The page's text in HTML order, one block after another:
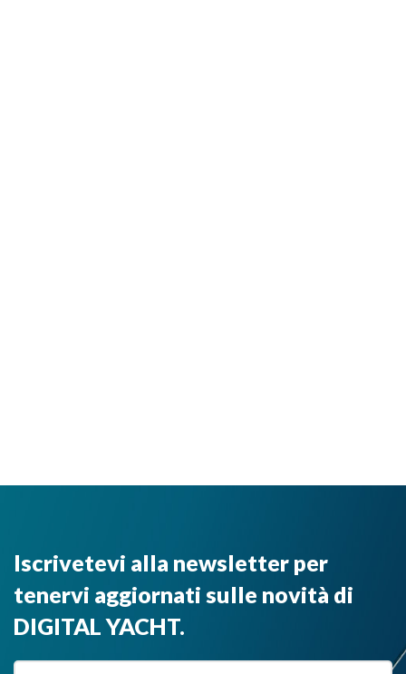
Iscrivetevi alla newsletter per
tenervi aggiornati sulle novità di
DIGITAL YACHT.